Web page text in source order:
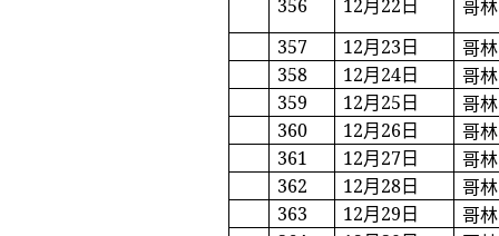
356
12月22日
哥
357
12月23日
哥
358
12月24日
哥
359
12月25日
哥
360
12月26日
哥
361
12月27日
哥
362
12月28日
哥
363
12月29日
哥